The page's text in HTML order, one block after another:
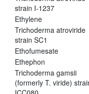
strain I-1237
Ethylene
Trichoderma atroviride
strain SC1
Ethofumesate
Ethephon
Trichoderma gamsii
(formerly T. viride)